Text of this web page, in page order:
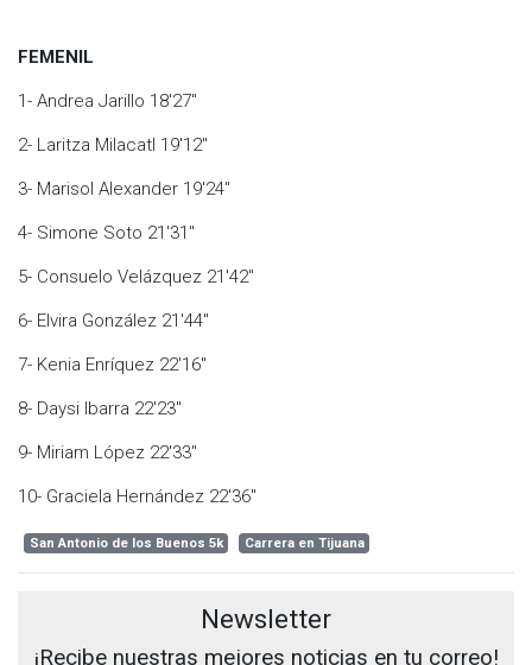
FEMENIL
1- Andrea Jarillo 18'27"
2- Laritza Milacatl 19'12"
3- Marisol Alexander 19'24"
4- Simone Soto 21'31"
5- Consuelo Velázquez 21'42"
6- Elvira González 21'44"
7- Kenia Enríquez 22'16"
8- Daysi Ibarra 22'23"
9- Miriam López 22'33"
10- Graciela Hernández 22'36"
San Antonio de los Buenos 5k Carrera en Tijuana
Newsletter
¡Recibe nuestras mejores noticias en tu correo!